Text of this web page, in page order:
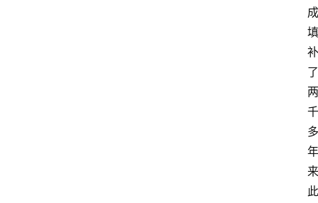
成
填
补
了
两
千
多
年
来
此